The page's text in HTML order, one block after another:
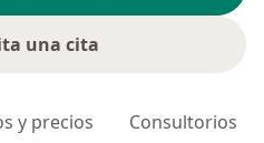
una cita
y precios Consultorios